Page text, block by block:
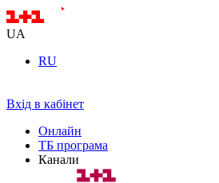
UA
RU
Вхід в кабінет
Онлайн
ТБ програма
Канали